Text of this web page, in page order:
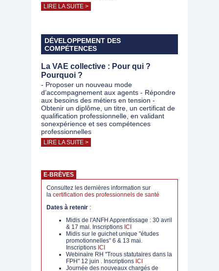
LIRE LA SUITE >
DÉVELOPPEMENT DES
COMPÉTENCES
La VAE collective : Pour qui ?
Pourquoi ?
- Proposer un nouveau mode
d’accompagnement aux agents - Répondre
aux besoins des métiers en tension -
Obtenir un diplôme, un titre, un certificat de
qualification professionnelle, en validant
sonexpérience et ses compétences
professionnelles
LIRE LA SUITE >
E-BRÈVES
Consultez les dernières information sur
la certification des professionnels de santé
Dates à retenir :
Midis de l'ANFH Apprentissage : 30 avril
& 17 mai. Inscriptions ICI
Midis sur le guichet unique "études
promotionnelles" 6 & 13 mai.
Inscriptions ICI
Webinaire RH "Trous statutaires dans la
FPH" 12 juin . Inscriptions ICI
Journée des nouveaux chargés de